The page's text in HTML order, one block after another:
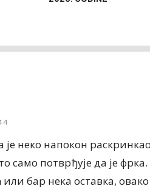
је неко напокон
само потврђује да је
бар нека оставка, овако